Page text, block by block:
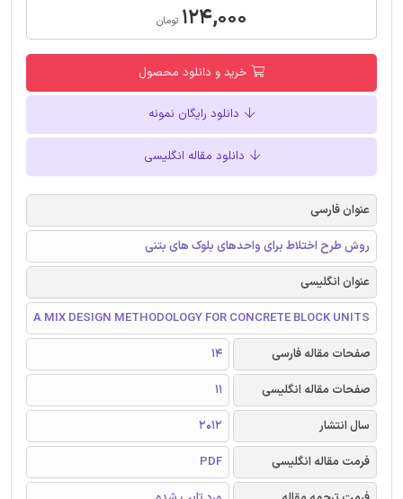
۱۲۴,۰۰۰ تومان
خرید و دانلود محصول
دانلود رایگان نمونه
دانلود مقاله انگلیسی
عنوان فارسی
روش طرح اختلاط برای واحدهای بلوک های بتنی
عنوان انگلیسی
A MIX DESIGN METHODOLOGY FOR CONCRETE BLOCK UNITS
صفحات مقاله فارسی
14
صفحات مقاله انگلیسی
11
سال انتشار
2012
فرمت مقاله انگلیسی
PDF